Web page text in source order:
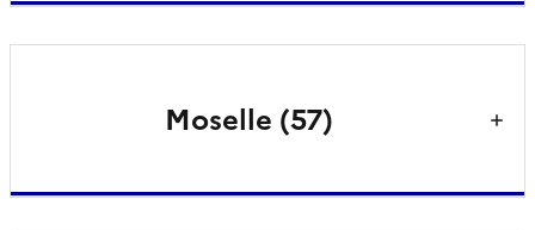
Moselle (57)